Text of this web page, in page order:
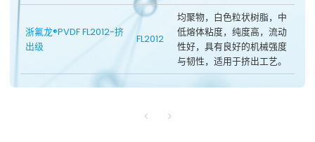
浙氟龙®PVDF FL2012-挤
出级
FL2012
均聚物，白色粒状树脂，中
低熔体粘度，纯度高，流动
性好，具有良好的机械强度
与韧性，适用于挤出工艺。